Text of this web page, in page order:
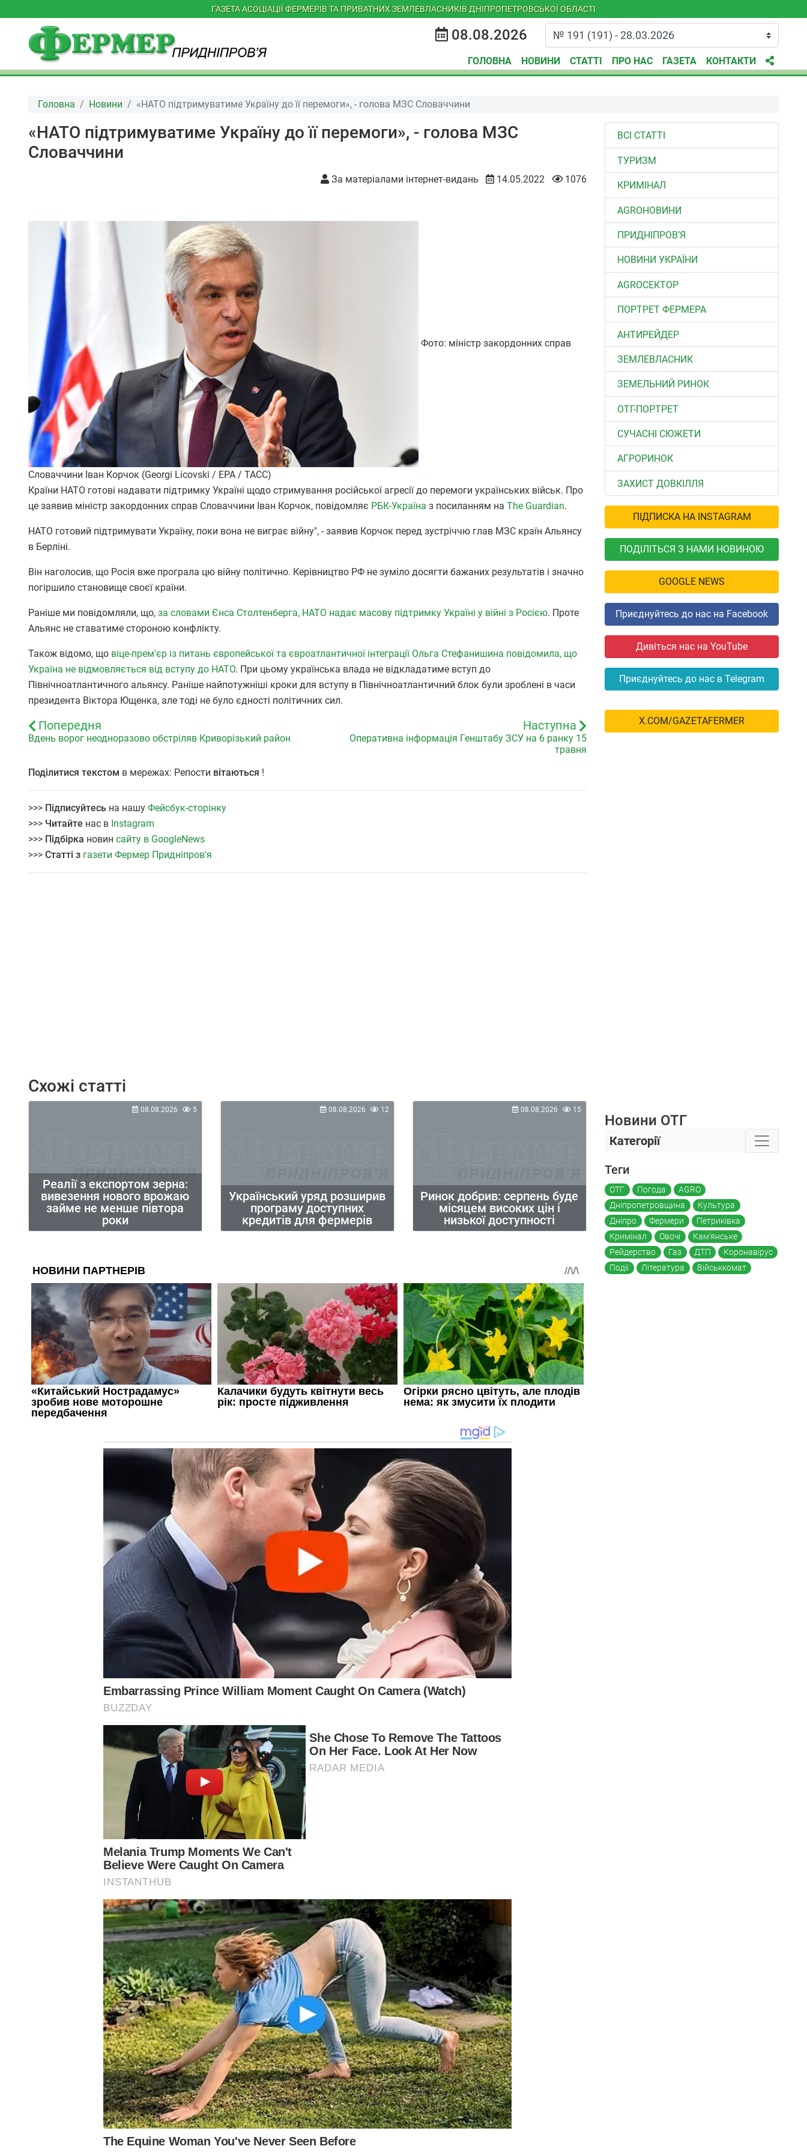
ГАЗЕТА АСОЦІАЦІЇ ФЕРМЕРІВ ТА ПРИВАТНИХ ЗЕМЛЕВЛАСНИКІВ ДНІПРОПЕТРОВСЬКОЇ ОБЛАСТІ
08.08.2026
ГОЛОВНА НОВИНИ СТАТТІ ПРО НАС ГАЗЕТА КОНТАКТИ
Головна Новини «НАТО підтримуватиме Україну до її перемоги», - голова МЗС Словаччини
«НАТО підтримуватиме Україну до її перемоги», - голова МЗС
Словаччини
За матеріалами інтернет-видань 14.05.2022 1076
Фото: міністр закордонних справ
Словаччини Іван Корчок (Georgi Licovski / EPA / ТАСС)
Країни НАТО готові надавати підтримку Україні щодо стримування російської агресії до перемоги українських військ. Про
це заявив міністр закордонних справ Словаччини Іван Корчок, повідомляє РБК-Україна з посиланням на The Guardian.
НАТО готовий підтримувати Україну, поки вона не виграє війну", - заявив Корчок перед зустріччю глав МЗС країн Альянсу
в Берліні.
Він наголосив, що Росія вже програла цю війну політично. Керівництво РФ не зуміло досягти бажаних результатів і значно
погіршило становище своєї країни.
Раніше ми повідомляли, що, за словами Єнса Столтенберга, НАТО надає масову підтримку Україні у війні з Росією. Проте
Альянс не ставатиме стороною конфлікту.
Також відомо, що віце-прем'єр із питань європейської та євроатлантичної інтеграції Ольга Стефанишина повідомила, що
Україна не відмовляється від вступу до НАТО. При цьому українська влада не відкладатиме вступ до
Північноатлантичного альянсу. Раніше найпотужніші кроки для вступу в Північноатлантичний блок були зроблені в часи
президента Віктора Ющенка, але тоді не було єдності політичних сил.
Попередня
Вдень ворог неодноразово обстріляв Криворізький район
Наступна
Оперативна інформація Генштабу ЗСУ на 6 ранку 15
травня
Поділитися текстом в мережах: Репости вітаються !
>>> Підписуйтесь на нашу Фейсбук-сторінку
>>> Читайте нас в Instagram
>>> Підбірка новин сайту в GoogleNews
>>> Статті з газети Фермер Придніпров'я
Схожі статті
Реалії з експортом зерна:
вивезення нового врожаю
займе не менше півтора
роки
08.08.2026 5
Український уряд розширив
програму доступних
кредитів для фермерів
08.08.2026 12
Ринок добрив: серпень буде
місяцем високих цін і
низької доступності
08.08.2026 15
ВСІ СТАТТІ
ТУРИЗМ
КРИМІНАЛ
AGROНОВИНИ
ПРИДНІПРОВ’Я
НОВИНИ УКРАЇНИ
АGROСЕКТОР
ПОРТРЕТ ФЕРМЕРА
АНТИРЕЙДЕР
ЗЕМЛЕВЛАСНИК
ЗЕМЕЛЬНИЙ РИНОК
ОТГ-ПОРТРЕТ
СУЧАСНІ СЮЖЕТИ
АГРОРИНОК
ЗАХИСТ ДОВКІЛЛЯ
ПІДПИСКА НА INSTAGRAM
ПОДІЛІТЬСЯ З НАМИ НОВИНОЮ
GOOGLE NEWS
Приєднуйтесь до нас на Facebook
Дивіться нас на YouTube
Приєднуйтесь до нас в Telegram
X.COM/GAZETAFERMER
Новини ОТГ
Категорії
Теги
ОТГ Погода
AGRO
Дніпропетровщина
Культура
Дніпро
Фермери
Петриківка
Кримінал
Овочі
Кам'янське
Рейдерство
Газ ДТП
Коронавірус
Події
Література Військкомат